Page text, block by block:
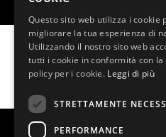
Pretty
Questo sito web utilizza i cookie
migliorare la tua esperienza di
Utilizzando il nostro sito web
tutti i cookie in conformità con la
policy per i cookie. Leggi di più
STRETTAMENTE
PERFORMANCE